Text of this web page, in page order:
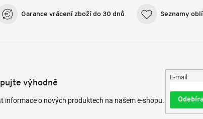
Garance vrácení zboží do 30 dnů Seznamy
výhodně
informace o nových produktech na našem e-shopu.
E-mail